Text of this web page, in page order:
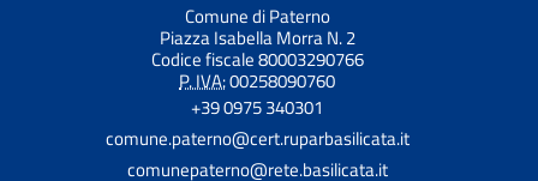
Comune di Paterno
Piazza Isabella Morra N. 2
Codice fiscale 80003290766
P. IVA:00258090760
+39 0975 340301
comune.paterno@cert.ruparbasilicata.it
comunepaterno@rete.basilicata.it